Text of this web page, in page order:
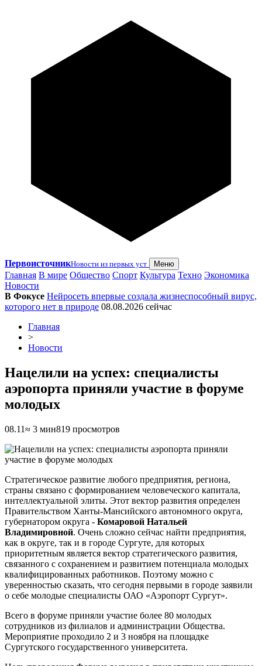
ПервоисточникНовости из первых уст Меню
Главная В мире Общество Спорт Культура Техно Экономика
Новости
В Фокусе Нейросеть впервые создала жизнеспособный вирус,
которого нет в природе 08.08.2026 сейчас
Главная
>
Новости
​Нацелили на успех: специалисты
аэропорта приняли участие в форуме
молодых
08.11≈ 3 мин819 просмотров
Стратегическое развитие любого предприятия, региона,
страны связано с формированием человеческого капитала,
интеллектуальной элиты. Этот вектор развития определен
Правительством Ханты-Мансийского автономного округа,
губернатором округа - Комаровой Натальей
Владимировной. Очень сложно сейчас найти предприятия,
как в округе, так и в городе Сургуте, для которых
приоритетным является вектор стратегического развития,
связанного с сохранением и развитием потенциала молодых
квалифицированных работников. Поэтому можно с
уверенностью сказать, что сегодня первыми в городе заявили
о себе молодые специалисты ОАО «Аэропорт Сургут».
Всего в форуме приняли участие более 80 молодых
сотрудников из филиалов и администрации Общества.
Мероприятие проходило 2 и 3 ноября на площадке
Сургутского государственного университета.